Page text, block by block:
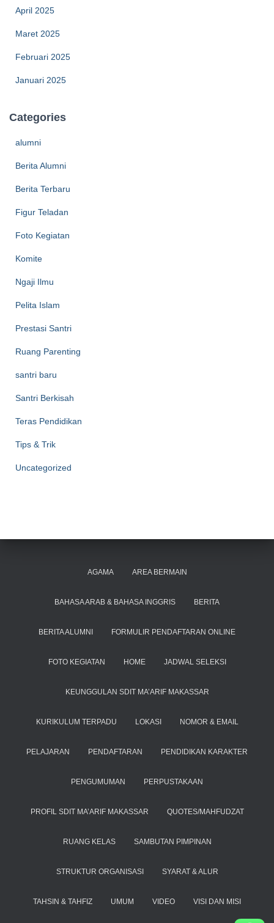
April 2025
Maret 2025
Februari 2025
Januari 2025
Categories
alumni
Berita Alumni
Berita Terbaru
Figur Teladan
Foto Kegiatan
Komite
Ngaji Ilmu
Pelita Islam
Prestasi Santri
Ruang Parenting
santri baru
Santri Berkisah
Teras Pendidikan
Tips & Trik
Uncategorized
AGAMA AREA BERMAIN
BAHASA ARAB & BAHASA INGGRIS BERITA
BERITA ALUMNI FORMULIR PENDAFTARAN ONLINE
FOTO KEGIATAN HOME JADWAL SELEKSI
KEUNGGULAN SDIT MA’ARIF MAKASSAR
KURIKULUM TERPADU LOKASI NOMOR & EMAIL
PELAJARAN PENDAFTARAN PENDIDIKAN KARAKTER
PENGUMUMAN PERPUSTAKAAN
PROFIL SDIT MA’ARIF MAKASSAR QUOTES/MAHFUDZAT
RUANG KELAS SAMBUTAN PIMPINAN
STRUKTUR ORGANISASI SYARAT & ALUR
TAHSIN & TAHFIZ UMUM VIDEO VISI DAN MISI